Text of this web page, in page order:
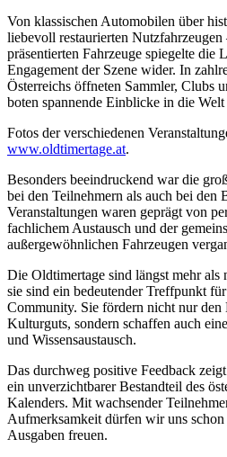
Von klassischen Automobilen über
liebevoll restaurierten
präsentierten Fahrzeuge spiegelte die
Engagement der Szene wider. In
Österreichs öffneten Sammler, Clubs
boten spannende Einblicke in die
Fotos der verschiedenen
www.oldtimertage.at.
Besonders beeindruckend war die
bei den Teilnehmern als auch bei den
Veranstaltungen waren geprägt von
fachlichem Austausch und der
außergewöhnlichen Fahrzeugen
Die Oldtimertage sind längst mehr als
sie sind ein bedeutender Treffpunkt
Community. Sie fördern nicht nur den
Kulturguts, sondern schaffen auch
und Wissensaustausch.
Das durchweg positive Feedback
ein unverzichtbarer Bestandteil des
Kalenders. Mit wachsender
Aufmerksamkeit dürfen wir uns
Ausgaben freuen.